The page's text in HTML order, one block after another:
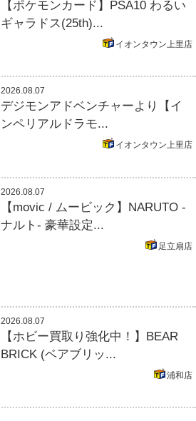
【ポケモンカード】PSA10 わるい
ギャラドス(25th)...
イオンタウン上里店
2026.08.07
デジモンアドベンチャーより【イ
ンペリアルドラモ...
イオンタウン上里店
2026.08.07
【movic / ムービック】NARUTO -
ナルト- 豪華設定...
足立扇店
2026.08.07
【ホビー買取り強化中！】BEAR
BRICK (ベアブリッ...
浦和店